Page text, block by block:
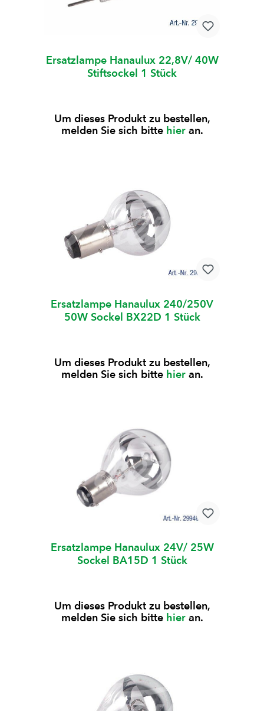
Ersatzlampe Hanaulux 22,8V/ 40W
Stiftsockel 1 Stück
Um dieses Produkt zu bestellen,
melden Sie sich bitte hieran.
Ersatzlampe Hanaulux 240/250V
50W Sockel BX22D 1 Stück
Um dieses Produkt zu bestellen,
melden Sie sich bitte hieran.
Ersatzlampe Hanaulux 24V/ 25W
Sockel BA15D 1 Stück
Um dieses Produkt zu bestellen,
melden Sie sich bitte hieran.